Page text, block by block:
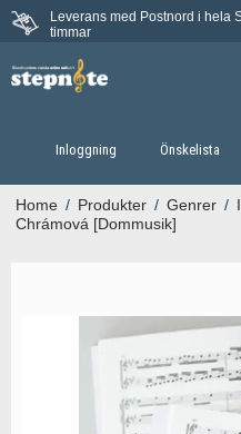
Leverans med Postnord i hela
timmar
Inloggning Önskelista
Home / Produkter / Genrer /
Chrámová [Dommusik]